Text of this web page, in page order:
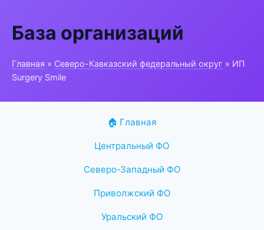
База организаций
Главная » Северо-Кавказский федеральный округ » ИП
Surgery Smile
🏠 Главная
Центральный ФО
Северо-Западный ФО
Приволжский ФО
Уральский ФО